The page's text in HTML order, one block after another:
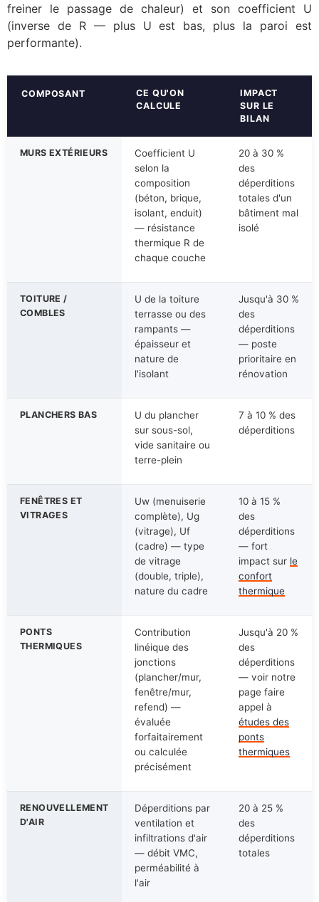
freiner le passage de chaleur) et son coefficient U
(inverse de R — plus U est bas, plus la paroi est
performante).
COMPOSANT
CE QU'ON
CALCULE
IMPACT
SUR LE
BILAN
MURS EXTÉRIEURS
Coefficient U
selon la
composition
(béton, brique,
isolant, enduit)
— résistance
thermique R de
chaque couche
20 à 30 %
des
déperditions
totales d'un
bâtiment mal
isolé
TOITURE /
COMBLES
U de la toiture
terrasse ou des
rampants —
épaisseur et
nature de
l'isolant
Jusqu'à 30 %
des
déperditions
— poste
prioritaire en
rénovation
PLANCHERS BAS
U du plancher
sur sous-sol,
vide sanitaire ou
terre-plein
7 à 10 % des
déperditions
FENÊTRES ET
VITRAGES
Uw (menuiserie
complète), Ug
(vitrage), Uf
(cadre) — type
de vitrage
(double, triple),
nature du cadre
10 à 15 %
des
déperditions
— fort
impact sur le
confort
thermique
PONTS
THERMIQUES
Contribution
linéique des
jonctions
(plancher/mur,
fenêtre/mur,
refend) —
évaluée
forfaitairement
ou calculée
précisément
Jusqu'à 20 %
des
déperditions
— voir notre
page faire
appel à
études des
ponts
thermiques
RENOUVELLEMENT
D'AIR
Déperditions par
ventilation et
infiltrations d'air
— débit VMC,
perméabilité à
l'air
20 à 25 %
des
déperditions
totales